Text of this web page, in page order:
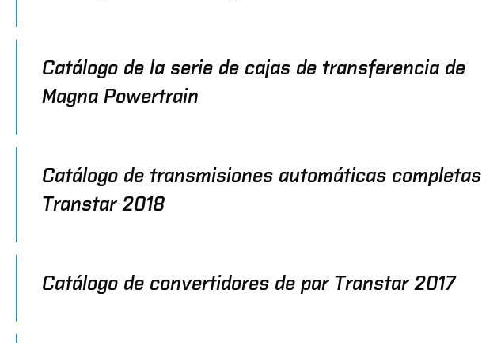
Catálogo de la serie de cajas de transferencia de
Magna Powertrain
Catálogo de transmisiones automáticas completas
Transtar 2018
Catálogo de convertidores de par Transtar 2017